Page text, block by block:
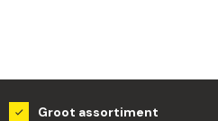
Groot assortiment